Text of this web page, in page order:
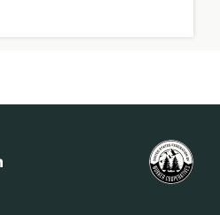
Cooperativism